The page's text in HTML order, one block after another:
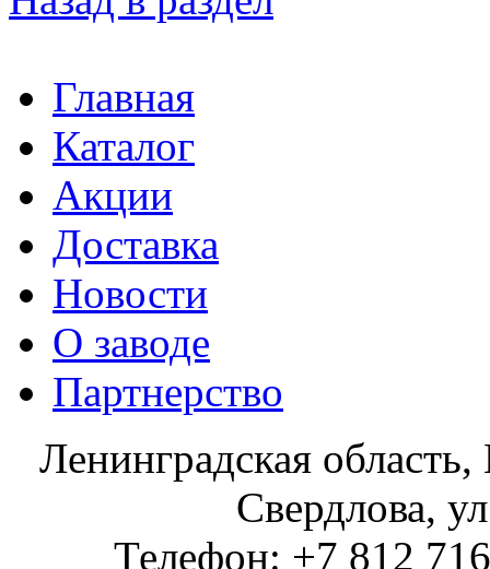
Главная
Каталог
Акции
Доставка
Новости
О заводе
Партнерство
Ленинградская
Свердлова,
Телефон: +7 812